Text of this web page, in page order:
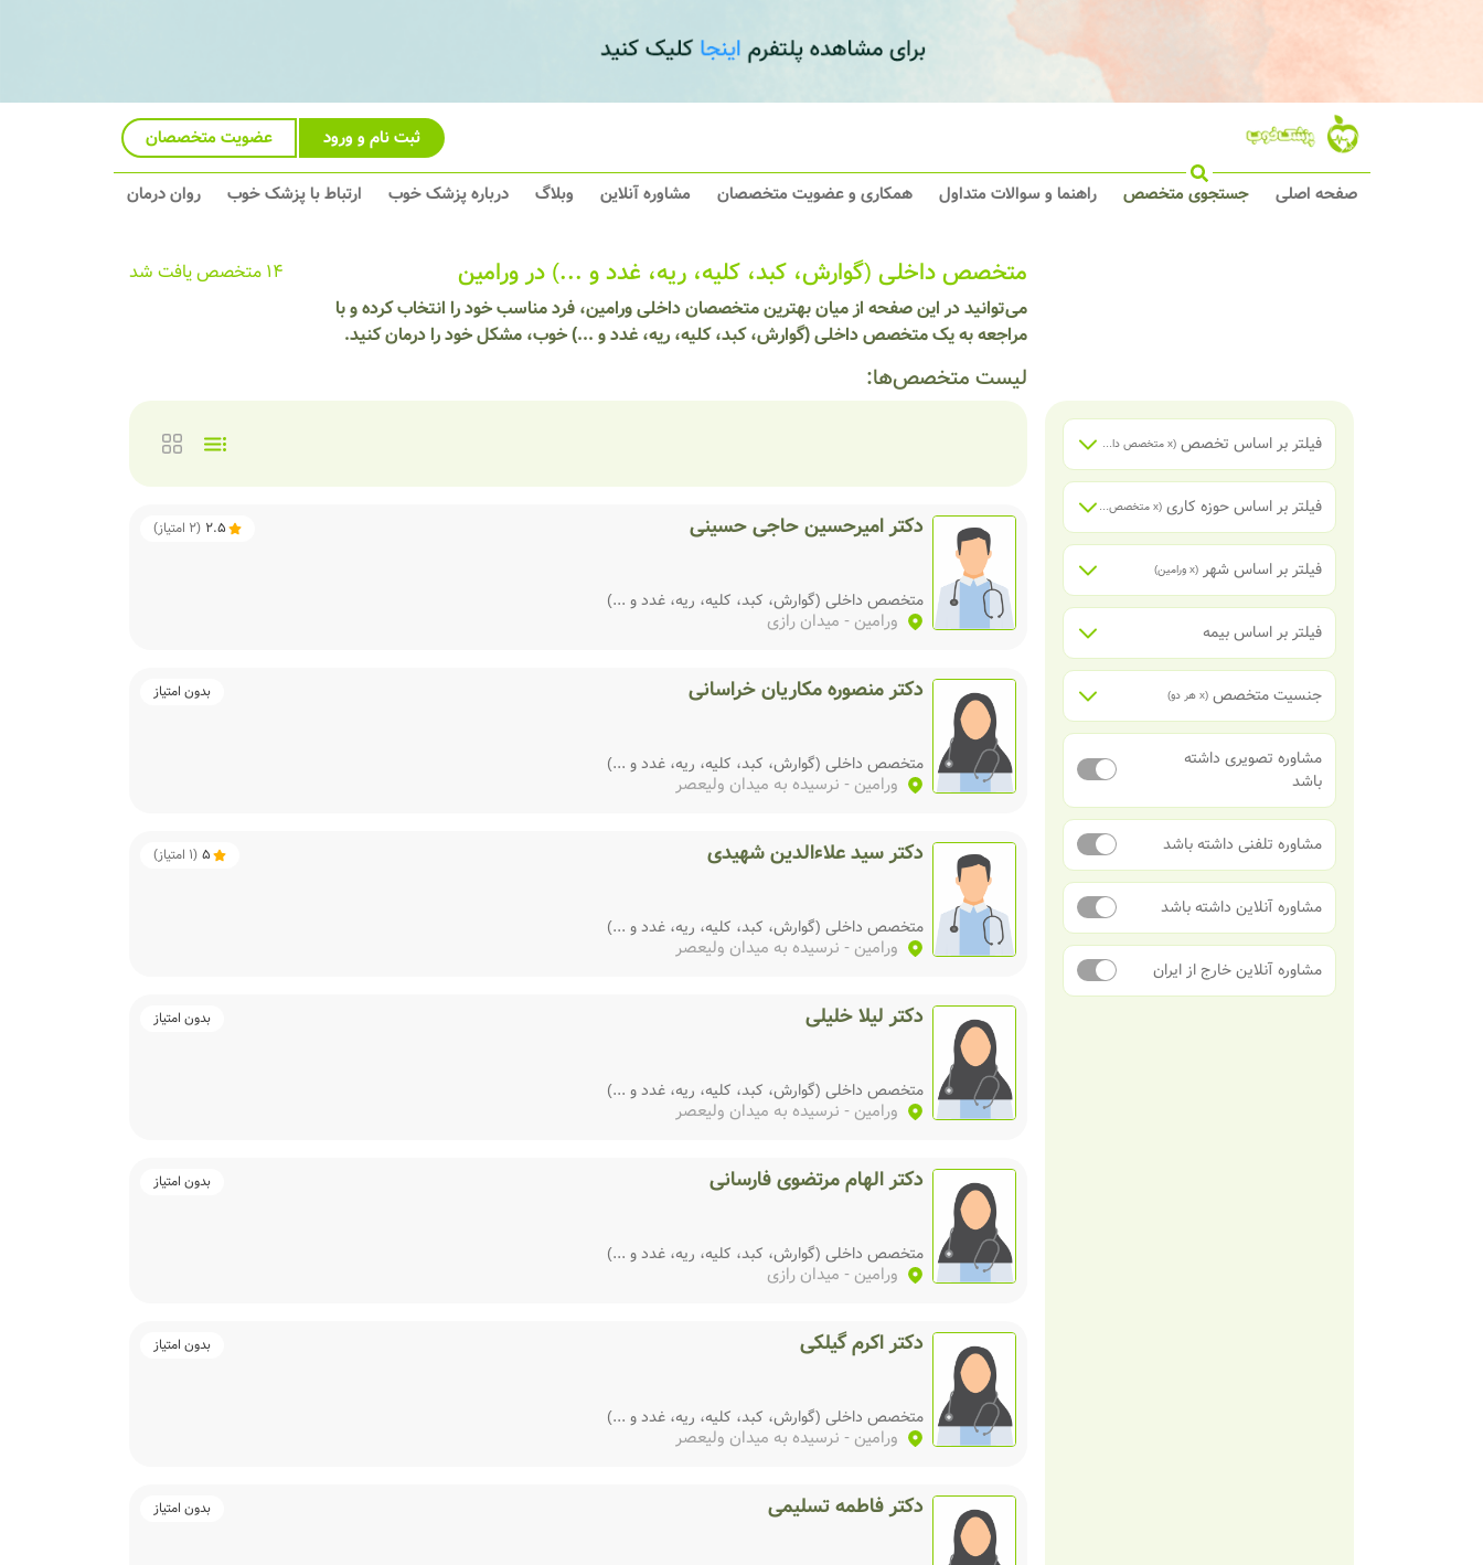
ثبت نام و ورود عضویت متخصصان
صفحه اصلی جستجوی متخصص راهنما و سوالات متداول همکاری و عضویت متخصصان مشاوره آنلاین وبلاگ درباره پزشک خوب ارتباط با پزشک خوب روان درمان
متخصص داخلی (گوارش، کبد، کلیه، ریه، غدد و ...) در ورامین
می‌توانید در این صفحه از میان بهترین متخصصان داخلی ورامین، فرد مناسب خود را انتخاب کرده و با
مراجعه به یک متخصص داخلی (گوارش، کبد، کلیه، ریه، غدد و ...) خوب، مشکل خود را درمان کنید.
لیست متخصص‌ها:
14 متخصص یافت شد
فیلتر بر اساس تخصص (x متخصص داخلی )
فیلتر بر اساس حوزه کاری (x متخصص داخلی (گوارش، کبد، کلیه، ریه، غدد و ...)
فیلتر بر اساس شهر (x ورامین)
فیلتر بر اساس بیمه
جنسیت متخصص (x هر دو)
مشاوره تصویری داشته
باشد
مشاوره تلفنی داشته باشد
مشاوره آنلاین داشته باشد
مشاوره آنلاین خارج از ایران
دکتر امیرحسین حاجی حسینی 2.5
(
2 امتیاز)
متخصص داخلی (گوارش، کبد، کلیه، ریه، غدد و ...)
ورامین - میدان رازی
دکتر منصوره مکاریان خراسانی بدون امتیاز
متخصص داخلی (گوارش، کبد، کلیه، ریه، غدد و ...)
ورامین - نرسیده به میدان ولیعصر
دکتر سید علاءالدین شهیدی 5
(
1 امتیاز)
متخصص داخلی (گوارش، کبد، کلیه، ریه، غدد و ...)
ورامین - نرسیده به میدان ولیعصر
دکتر لیلا خلیلی بدون امتیاز
متخصص داخلی (گوارش، کبد، کلیه، ریه، غدد و ...)
ورامین - نرسیده به میدان ولیعصر
دکتر الهام مرتضوی فارسانی بدون امتیاز
متخصص داخلی (گوارش، کبد، کلیه، ریه، غدد و ...)
ورامین - میدان رازی
دکتر اکرم گیلکی بدون امتیاز
متخصص داخلی (گوارش، کبد، کلیه، ریه، غدد و ...)
ورامین - نرسیده به میدان ولیعصر
دکتر فاطمه تسلیمی بدون امتیاز